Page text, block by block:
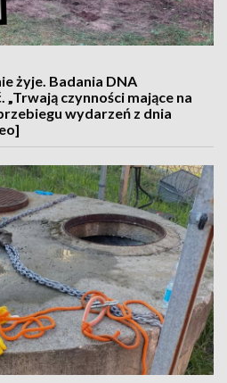
żyje. Badania DNA
czynności mające na
wydarzeń z dnia